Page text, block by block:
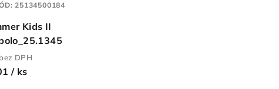
Kids II
DPH
/ ks
25134500184